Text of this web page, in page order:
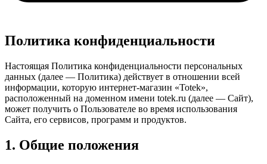
Политика конфиденциальности
Настоящая Политика конфиденциальности персональных
данных (далее — Политика) действует в отношении всей
информации, которую интернет-магазин «Totek»,
расположенный на доменном имени totek.ru (далее — Сайт),
может получить о Пользователе во время использования
Сайта, его сервисов, программ и продуктов.
1. Общие положения